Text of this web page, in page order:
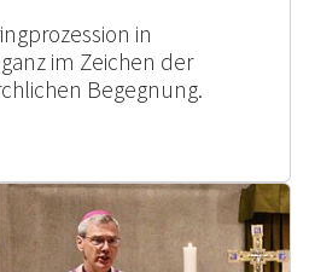
in
im Zeichen der
Begegnung.